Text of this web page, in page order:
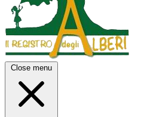
Close menu